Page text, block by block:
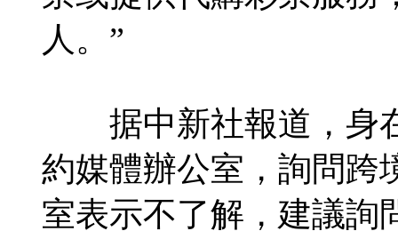
人。”
据中新社報道，身
約媒體辦公室，詢問跨
室表示不了解，建議詢